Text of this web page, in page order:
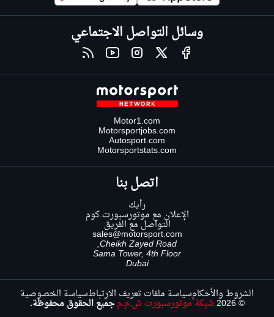
وسائل التواصل الاجتماعي
Motor1.com
Motorsportjobs.com
Autosport.com
Motorsportstats.com
اتصل بنا
رأيك
الإعلان مع موتورسبورت.كوم
التواصل مع الفريق
sales@motorsport.com
Cheikh Zayed Road,
Sama Tower, 4th Floor
Dubai
© 2026 شبكة موتورسبورت ش.م.م جميع الحقوق محفوظة.
الشروط والأحكامسياسة ملفات تعريف الارتباطسياسة الخصوصية